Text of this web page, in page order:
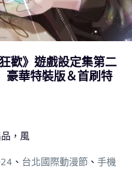
歡》遊戲設定集第二
華特裝版＆首刷特
，風
、 台北國際動漫節、 手機